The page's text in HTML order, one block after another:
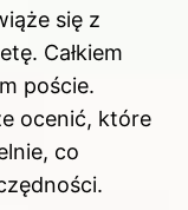
się z
Całkiem
poście.
ocenić, które
co